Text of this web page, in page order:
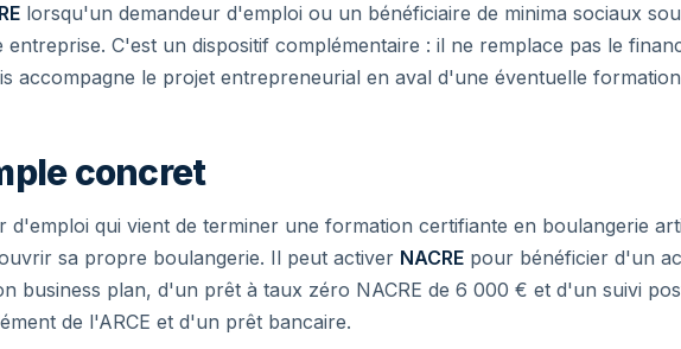
lorsqu'un demandeur d'emploi ou un bénéficiaire de minima sociaux
entreprise. C'est un dispositif complémentaire : il ne remplace pas le
accompagne le projet entrepreneurial en aval d'une éventuelle
concret
d'emploi qui vient de terminer une formation certifiante en boulangerie
sa propre boulangerie. Il peut activer NACRE pour bénéficier d'un
business plan, d'un prêt à taux zéro NACRE de 6 000 € et d'un suivi
de l'ARCE et d'un prêt bancaire.